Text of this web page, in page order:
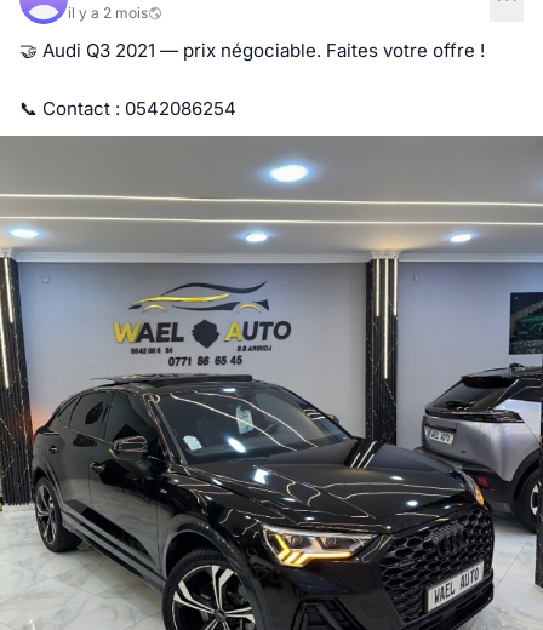
il y a 2 mois
🤝 Audi Q3 2021 — prix négociable. Faites votre offre !
📞 Contact : 0542086254